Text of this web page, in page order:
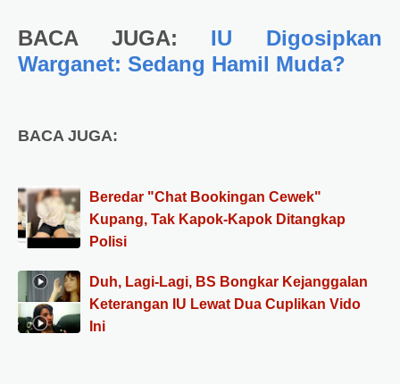
BACA JUGA: IU Digosipkan
Warganet: Sedang Hamil Muda?
BACA JUGA:
Beredar "Chat Bookingan Cewek"
Kupang, Tak Kapok-Kapok Ditangkap
Polisi
Duh, Lagi-Lagi, BS Bongkar Kejanggalan
Keterangan IU Lewat Dua Cuplikan Vido
Ini